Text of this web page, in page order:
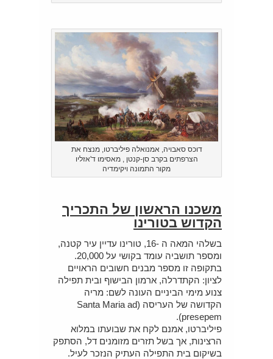
דוכס סאבויה, אמנואלה פיליברטו, מנצח את
הצרפתים בקרב סן-קנטן , מאסימו ד'אזליו
מקור התמונה ויקימדיה
משכנו הראשון של התכריך
הקדוש בטורינו
בשלהי המאה ה -16, טורינו עדיין עיר קטנה,
ומספר תושביה עומד בקושי על 20,000.
בתקופה זו מספר מבנים חשובים הראויים
לציון: הקתדרלה, ארמון הבישוף ובית תפילה
צנוע מימי הביניים העונה לשם: מריה
הקדושה של העריסה (Santa Maria ad
presepem).
פיליברטו, אמנם לקח את שבועתו במלוא
הרצינות, אך בשל תזרים מזומנים דל, הסתפק
בשיקום בית התפילה העתיק הנזכר לעיל.